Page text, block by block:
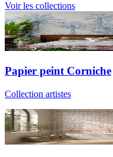
Voir les collections
Papier peint Corniche
Collection artistes